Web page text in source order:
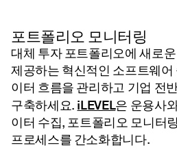
포트폴리오 모니터링
대체 투자 포트폴리오에 새로
제공하는 혁신적인 소프트웨어
이터 흐름을 관리하고 기업 전
구축하세요. iLEVEL은 운용사
이터 수집, 포트폴리오 모니터
프로세스를 간소화합니다.